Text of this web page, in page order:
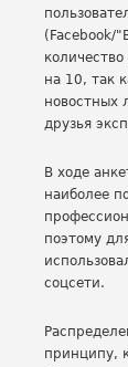
(Facebook/
на 10, так
новостных
друзья
В ходе
наиболее
поэтому
соцсети.
принципу,